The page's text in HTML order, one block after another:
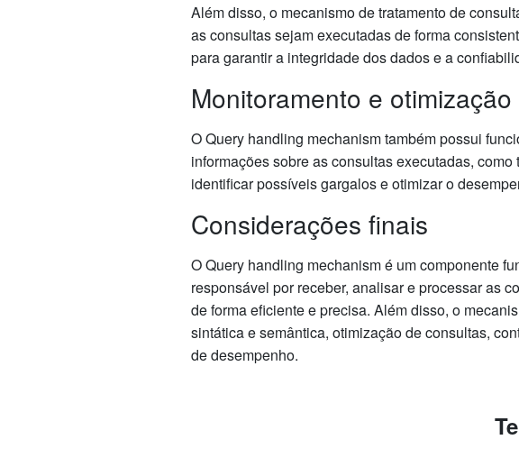
Além disso, o mecanismo de tratamento de
as consultas sejam executadas de forma
para garantir a integridade dos dados e a
Monitoramento e
O Query handling mechanism também possui
informações sobre as consultas executadas,
identificar possíveis gargalos e otimizar o
Considerações finais
O Query handling mechanism é um componente
responsável por receber, analisar e processar as
de forma eficiente e precisa. Além disso, o
sintática e semântica, otimização de consultas,
de desempenho.